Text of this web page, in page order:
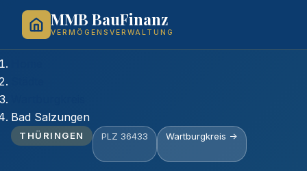
MMB BauFinanz
VERMÖGENSVERWALTUNG
Bad Salzungen
THÜRINGEN PLZ 36433 Wartburgkreis ->